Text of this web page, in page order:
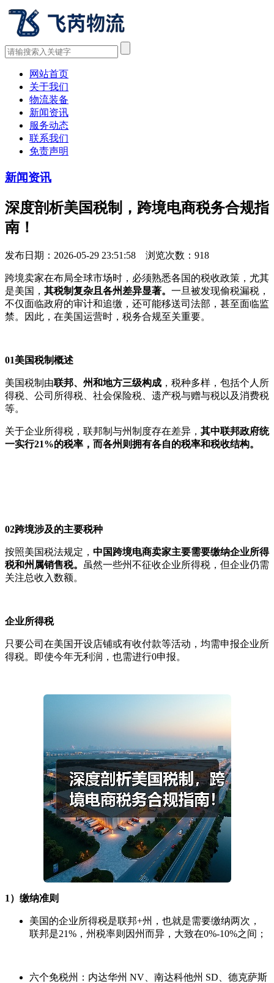
网站首页
关于我们
物流装备
新闻资讯
服务动态
联系我们
免责声明
新闻资讯
深度剖析美国税制，跨境电商税务合规指
南！
发布日期：2026-05-29 23:51:58 浏览次数： 918
跨境卖家在布局全球市场时，必须熟悉各国的税收政策，尤其
是美国， 其税制复杂且各州差异显著。 一旦被发现偷税漏税，
不仅面临政府的审计和追缴，还可能移送司法部，甚至面临监
禁。因此，在美国运营时，税务合规至关重要。
01美国税制概述
美国税制由联邦、州和地方三级构成 ，税种多样，包括个人所
得税、公司所得税、社会保险税、遗产税与赠与税以及消费税
等。
关于企业所得税，联邦制与州制度存在差异， 其中联邦政府统
一实行21%的税率，而各州则拥有各自的税率和税收结构。
02跨境涉及的主要税种
按照美国税法规定， 中国跨境电商卖家主要需要缴纳企业所得
税和州属销售税。
虽然一些州不征收企业所得税，但企业仍需
关注总收入数额。
企业所得税
只要公司在美国开设店铺或有收付款等活动，均需申报企业所
得税。即使今年无利润，也需进行0申报。
1）缴纳准则
美国的企业所得税是联邦+州，也就是需要缴纳两次，
联邦是21%，州税率则因州而异，大致在0%-10%之间；
六个免税州：内达华州 NV、南达科他州 SD、德克萨斯